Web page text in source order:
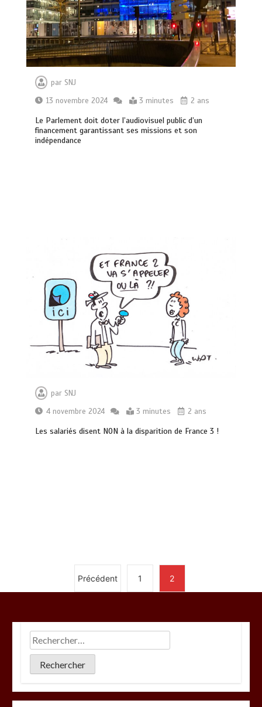
par SNJ
13 novembre 2024
3 minutes 2 ans
Le Parlement doit doter l’audiovisuel public d’un
financement garantissant ses missions et son
indépendance
par SNJ
4 novembre 2024
3 minutes 2 ans
Les salariés disent NON à la disparition de France 3 !
Précédent 1 2